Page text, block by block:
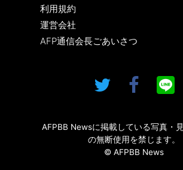
利用規約
運営会社
AFP通信会長ごあいさつ
AFPBB Newsに掲載している写真・
の無断使用を禁じます。
© AFPBB News